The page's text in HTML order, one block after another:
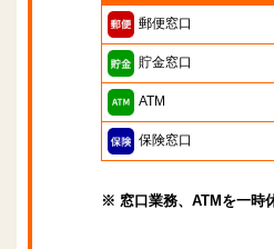
郵便窓口
貯金窓口
ATM
保険窓口
※ 窓口業務、ATMを一時